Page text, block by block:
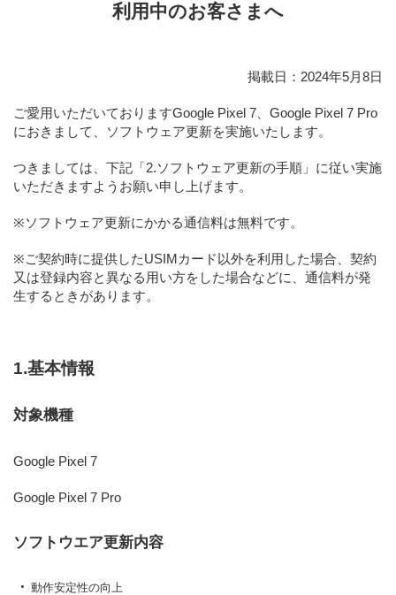
利用中のお客さまへ
掲載日：2024年5月8日
ご愛用いただいておりますGoogle Pixel 7、Google Pixel 7 Pro
におきまして、ソフトウェア更新を実施いたします。
つきましては、下記「2.ソフトウェア更新の手順」に従い実施
いただきますようお願い申し上げます。
※ソフトウェア更新にかかる通信料は無料です。
※ご契約時に提供したUSIMカード以外を利用した場合、契約
又は登録内容と異なる用い方をした場合などに、通信料が発
生するときがあります。
1.基本情報
対象機種
Google Pixel 7
Google Pixel 7 Pro
ソフトウエア更新内容
動作安定性の向上